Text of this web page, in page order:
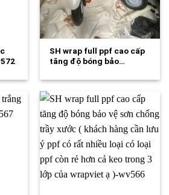
SH wrap full ppf cao cấp
tăng độ bóng bảo…